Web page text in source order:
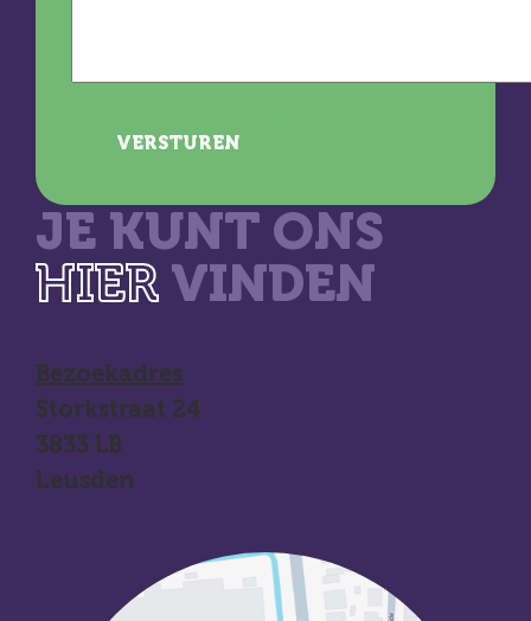
VERSTUREN
JE KUNT ONS
HIER VINDEN
Bezoekadres
Storkstraat 24
3833 LB
Leusden